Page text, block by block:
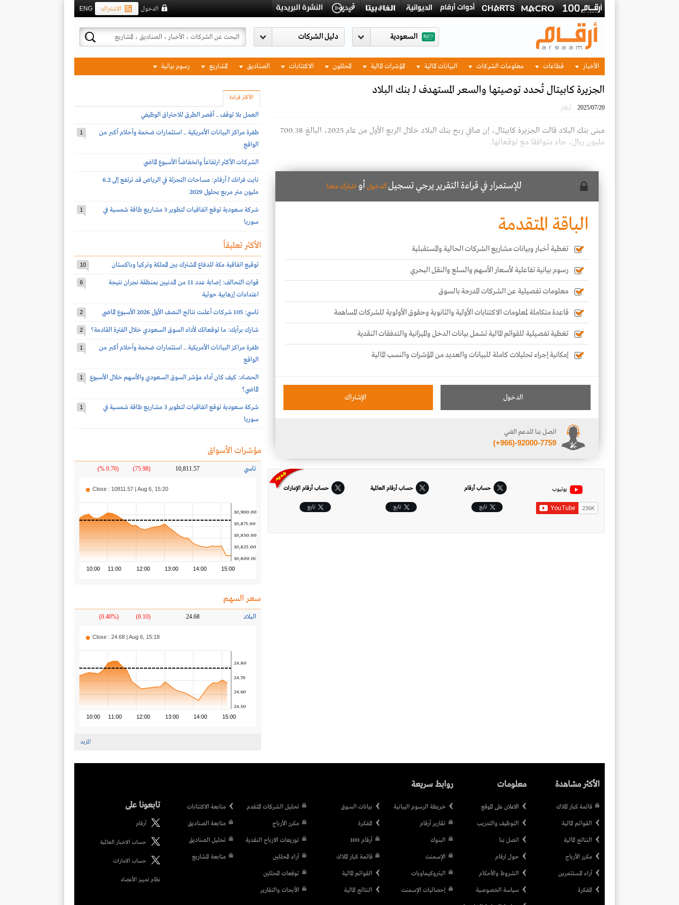
ENG الاشتراك الدخول
السعودية
الأخبار قطاعات معلومات الشركات البيانات المالية المؤشرات المالية المحللون الاكتتابات الصناديق المشاريع رسوم بيانية
الجزيرة كابيتال تُحدد توصيتها والسعر المستهدف لـ بنك البلاد
2025/07/20 أرقام
مبنى بنك البلاد قالت الجزيرة كابيتال، إن صافي ربح بنك البلاد خلال الربع الأول من عام 2025، البالغ 700.38
مليون ريال، جاء متوافقا مع توقعاتها.
للإستمرار في قراءة التقرير يرجي تسجيلالدخول أو اشترك معنا
الباقة المتقدمة
تغطية أخبار وبيانات مشاريع الشركات الحالية والمستقبلية
رسوم بيانية تفاعلية لأسعار الأسهم والسلع والنقل البحري
معلومات تفصيلية عن الشركات المدرجة بالسوق
قاعدة متكاملة لمعلومات الاكتتابات الأولية والثانوية وحقوق الأولوية للشركات المساهمة
تغطية تفصيلية للقوائم المالية تشمل بيانات الدخل والميزانية والتدفقات النقدية
إمكانية إجراء تحليلات كاملة للبيانات والعديد من المؤشرات والنسب المالية
الدخول الإشتراك
اتصل بنا للدعم الفني
(+966)-92000-7759
يوتيوب حساب أرقام
تابِع
حساب أرقام العالمية
تابِع
حساب أرقام الإمارات‎
تابِع
الأكثر قراءة
العمل بلا توقف .. أقصر الطرق للاحتراق الوظيفي
طفرة مراكز البيانات الأمريكية .. استثمارات ضخمة وأحلام أكبر من
الواقع
1
الشركات الأكثر ارتفاعاً وانخفاضاً الأسبوع الماضي
نايت فرانك لـ أرقام: مساحات التجزئة في الرياض قد ترتفع إلى 6.2
مليون متر مربع بحلول 2029
شركة سعودية توقع اتفاقيات لتطوير 3 مشاريع طاقة شمسية في
سوريا
1
الأكثر تعليقاً
توقيع اتفاقية مكة للدفاع المشترك بين المملكة وتركيا وباكستان 10
قوات التحالف: إصابة عدد 11 من المدنيين بمنطقة نجران نتيجة
اعتداءات إرهابية حوثية
6
تاسي: 105 شركات أعلنت نتائج النصف الأول 2026 الأسبوع الماضي 2
شارك برأيك: ما توقعاتك لأداء السوق السعودي خلال الفترة القادمة؟ 2
طفرة مراكز البيانات الأمريكية .. استثمارات ضخمة وأحلام أكبر من
الواقع
1
الحصاد: كيف كان أداء مؤشر السوق السعودي والأسهم خلال الأسبوع
الماضي؟
1
شركة سعودية توقع اتفاقيات لتطوير 3 مشاريع طاقة شمسية في
سوريا
1
مؤشرات الأسواق
تاسي 10,811.57
(75.98)
(0.70 %)
10:00 11:00 12:00 13:00 14:00 15:00
10,800.00
10,825.00
10,850.00
10,875.00
10,900.00
Close : 10811.57 | Aug 6, 15:20
سعر السهم
البلاد 24.68
(0.10)
(0.40%)
10:00 11:00 12:00 13:00 14:00 15:00
24.50
24.60
24.70
24.80
Close : 24.68 | Aug 6, 15:18
المزيد
الأكثر مشاهدة
قائمة كبار الملاك
القوائم المالية
النتائج المالية
مكرر الأرباح
آراء المستثمرين
المفكرة
معلومات
الاعلان على الموقع
التوظيف والتدريب
اتصل بنا
حول ارقام
الشروط والأحكام
سياسة الخصوصية
روابط سريعة
خريطة الرسوم البيانية
تقارير أرقام
البنوك
الإسمنت
البتروكيماويات
إحصائيات الإسمنت
بيانات السوق
المفكرة
أرقام 100
قائمة كبار الملاك
القوائم المالية
النتائج المالية
تحليل الشركات المتقدم
مكرر الأرباح
توزيعات الارباح النقدية
آراء المحللين
توقعات المحللين
الأبحاث والتقارير
متابعة الاكتتابات
متابعة الصناديق
تحليل الصناديق
متابعة المشاريع
تابعونا على
أرقام
حساب الاخبار العالمية
حساب الامارات
نظام تمييز الأعضاء